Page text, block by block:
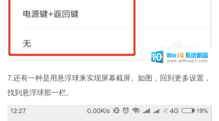
7.还有一种是用悬浮球来实现屏幕截屏。如图，回到更多设置，
找到悬浮球那一栏。